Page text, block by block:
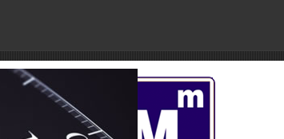
Fotoğraflar İletişim